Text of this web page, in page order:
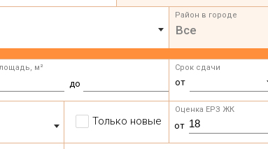
Район в городе
Все
м²
до
Срок сдачи
от
Только новые
Оценка ЕРЗ ЖК
от